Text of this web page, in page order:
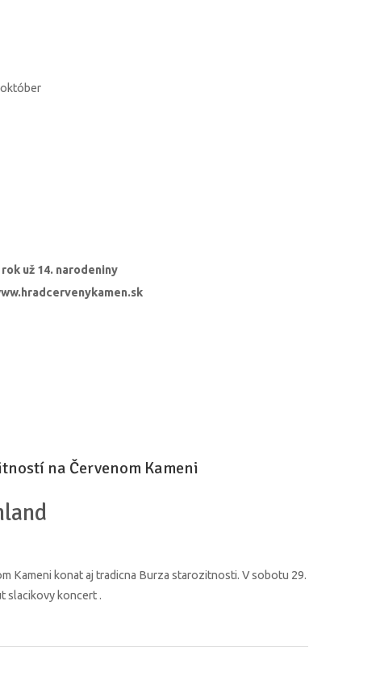
október
už 14. narodeniny
na Červenom Kameni
Kameni konat aj tradicna Burza starozitnosti. V sobotu 29.
slacikovy koncert .